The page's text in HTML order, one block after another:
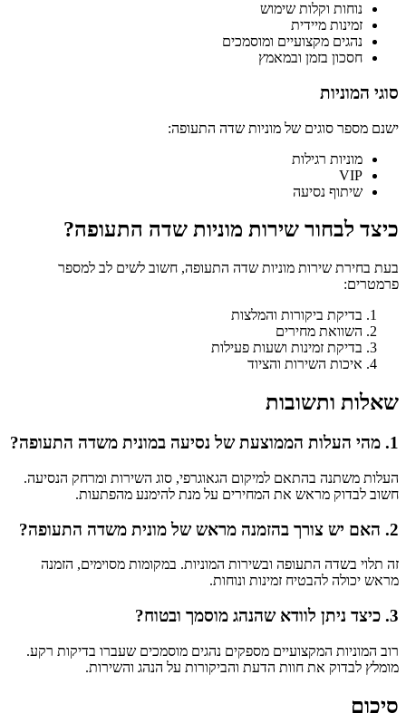
נוחות וקלות שימוש
זמינות מיידית
נהגים מקצועיים ומוסמכים
חסכון בזמן ובמאמץ
סוגי המוניות
ישנם מספר סוגים של מוניות שדה התעופה:
מוניות רגילות
VIP
שיתוף נסיעה
כיצד לבחור שירות מוניות שדה התעופה?
בעת בחירת שירות מוניות שדה התעופה, חשוב לשים לב למספר
פרמטרים:
בדיקת ביקורות והמלצות
השוואת מחירים
בדיקת זמינות ושעות פעילות
איכות השירות והציוד
שאלות ותשובות
1. מהי העלות הממוצעת של נסיעה במונית משדה התעופה?
העלות משתנה בהתאם למיקום הגאוגרפי, סוג השירות ומרחק הנסיעה.
חשוב לבדוק מראש את המחירים על מנת להימנע מהפתעות.
2. האם יש צורך בהזמנה מראש של מונית משדה התעופה?
זה תלוי בשדה התעופה ובשירות המוניות. במקומות מסוימים, הזמנה
מראש יכולה להבטיח זמינות ונוחות.
3. כיצד ניתן לוודא שהנהג מוסמך ובטוח?
רוב המוניות המקצועיים מספקים נהגים מוסמכים שעברו בדיקות רקע.
מומלץ לבדוק את חוות הדעת והביקורות על הנהג והשירות.
סיכום